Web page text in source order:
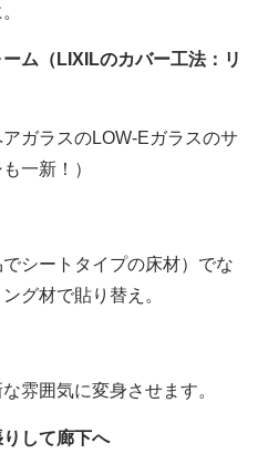
ム（LIXILのカバー工法：リ
ガラスのLOW-Eガラスのサ
一新！）
シートタイプの床材）でな
グ材で貼り替え。
雰囲気に変身させます。
りして廊下へ